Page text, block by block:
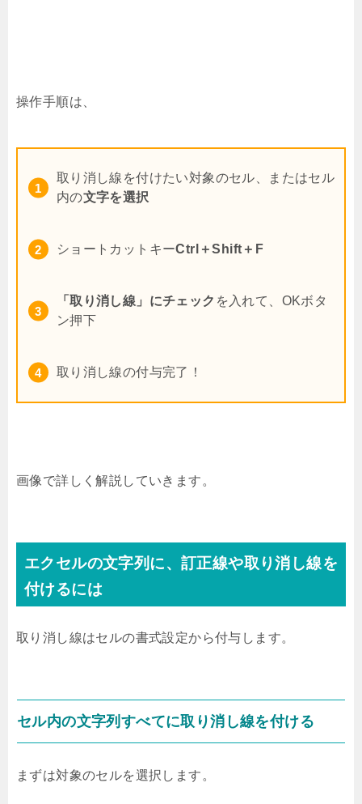
操作手順は、
取り消し線を付けたい対象のセル、またはセル
内の文字を選択
ショートカットキーCtrl＋Shift＋F
「取り消し線」にチェック を入れて、OKボタ
ン押下
取り消し線の付与完了！
画像で詳しく解説していきます。
エクセルの文字列に、訂正線や取り消し線を
付けるには
取り消し線はセルの書式設定から付与します。
セル内の文字列すべてに取り消し線を付ける
まずは対象のセルを選択します。